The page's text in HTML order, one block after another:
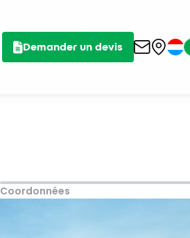
Demander un devis
Coordonnées